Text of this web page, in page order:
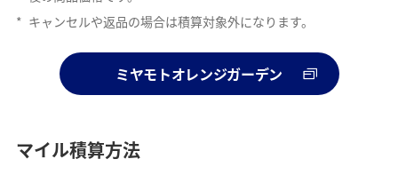
* キャンセルや返品の場合は積算対象外になります。
ミヤモトオレンジガーデン
マイル積算方法